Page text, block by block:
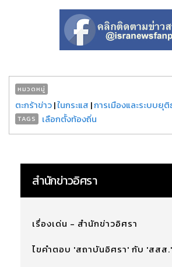
หมวดหมู่
ตะกร้าข่าว|ในกระแส |การเมืองและระบบยุ
TAGS เลือกตั้งท้องถิ่น
สำนักข่าวอิศรา
เรื่องเด่น - สำนักข่าวอิศรา
ไขคำตอบ 'สถาบันอิศรา' กับ 'สสส.'